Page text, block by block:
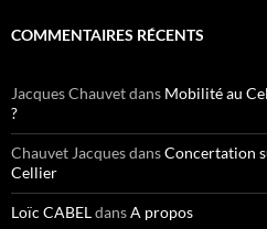
COMMENTAIRES RÉCENTS
Jacques Chauvetdans Mobilité au
?
Chauvet JacquesdansConcertation
Cellier
Loïc CABELdansA propos